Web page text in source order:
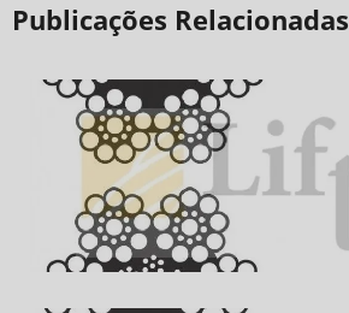
Publicações Relacionadas